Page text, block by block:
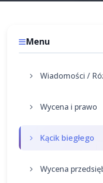
Menu
Wiadomości /
Wycena i prawo
Kącik biegłego
Wycena